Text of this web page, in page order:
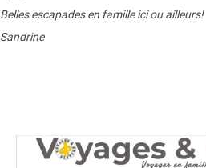
Belles escapades en famille ici ou ailleurs!
Sandrine